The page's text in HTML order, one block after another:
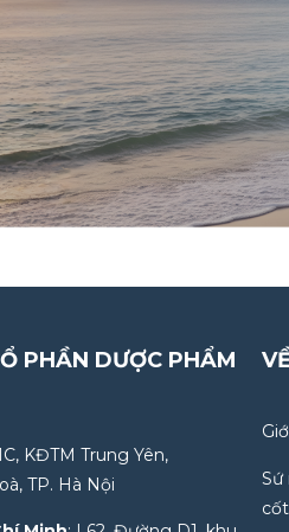
PHẦN DƯỢC PHẨM
KĐTM Trung Yên,
TP. Hà Nội
Sứ